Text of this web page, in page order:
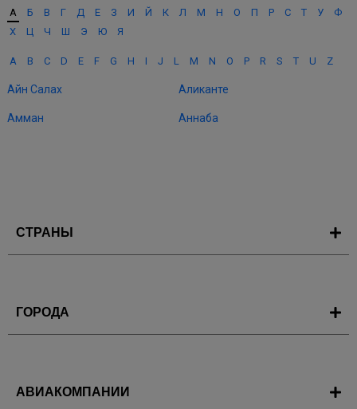
А Б В Г Д Е З И Й К Л М Н О П Р С Т У
Ф
Х
Ц Ч Ш Э Ю Я
A B C D E F G H I J L M N O P R S T U Z
Айн Салах Аликанте
Амман Аннаба
СТРАНЫ
ГОРОДА
АВИАКОМПАНИИ